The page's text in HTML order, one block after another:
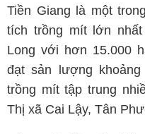
Tiền Giang là một
tích trồng mít lớn
Long với hơn 15.000
đạt sản lượng
trồng mít tập trung
Thị xã Cai Lậy, Tân